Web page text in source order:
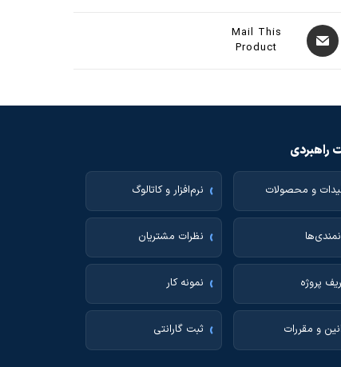
Mail This
Product
راهبردی
و محصولات نرم‌افزار و کاتالوگ
نظرات مشتریان
پروژه نمونه کار
و مقررات ثبت گارانتی